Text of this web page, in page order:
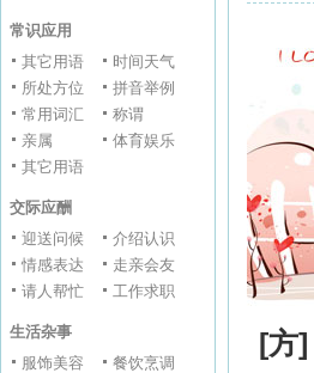
常识应用
其它用语
时间天气
所处方位
拼音举例
常用词汇
称谓
亲属
体育娱乐
其它用语
交际应酬
迎送问候
介绍认识
情感表达
走亲会友
请人帮忙
工作求职
生活杂事
服饰美容
餐饮烹调
[方]